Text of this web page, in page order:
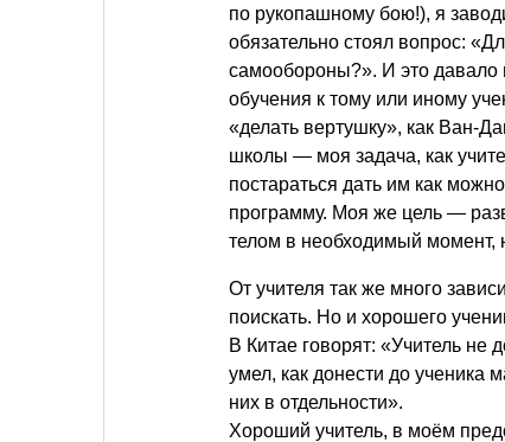
по рукопашному бою!), я
обязательно стоял вопрос:
самообороны?». И это давало
обучения к тому или иному
«делать вертушку», как Ван-
школы — моя задача, как
постараться дать им как
программу. Моя же цель —
телом в необходимый момент,
От учителя так же много
поискать. Но и хорошего
В Китае говорят: «Учитель не
умел, как донести до ученика
них в отдельности».
Хороший учитель, в моём